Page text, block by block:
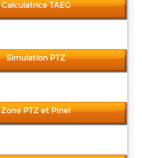
Calculatrice TAEG
Simulation PTZ
Zone PTZ et Pinel